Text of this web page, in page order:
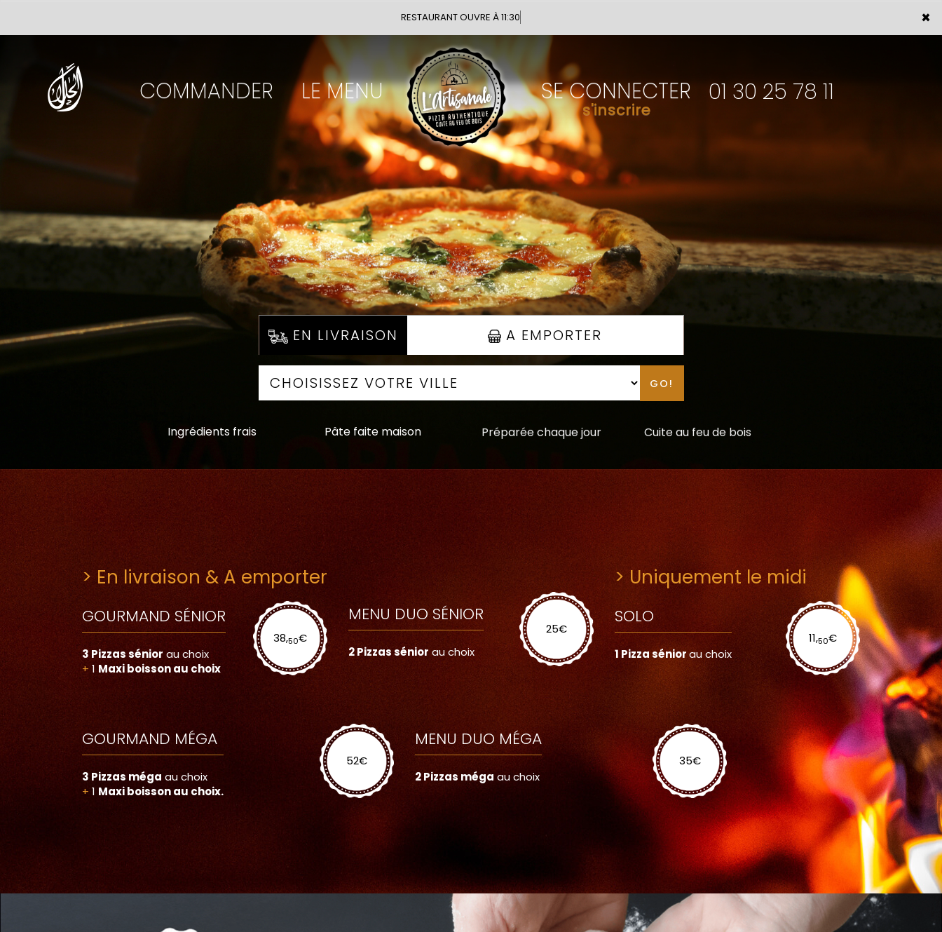
×
Vous pouvez commander votre re
COMMANDER LE MENU SE CONNECTER
s'inscrire
01 30 25 78 11
EN LIVRAISON A EMPORTER
GO!
Ingrédients frais Pâte faite maison Préparée chaque jour Cuite au feu de bois
> En livraison & A emporter
GOURMAND SÉNIOR
3 Pizzas sénior au choix
+ 1 Maxi boisson au choix
38,50€
MENU DUO SÉNIOR
2 Pizzas sénior au choix
25€
> Uniquement le midi
SOLO
1 Pizza séniorau choix
11,50€
GOURMAND MÉGA
3 Pizzas méga au choix
+ 1 Maxi boisson au choix.
52€
MENU DUO MÉGA
2 Pizzas méga au choix
35€